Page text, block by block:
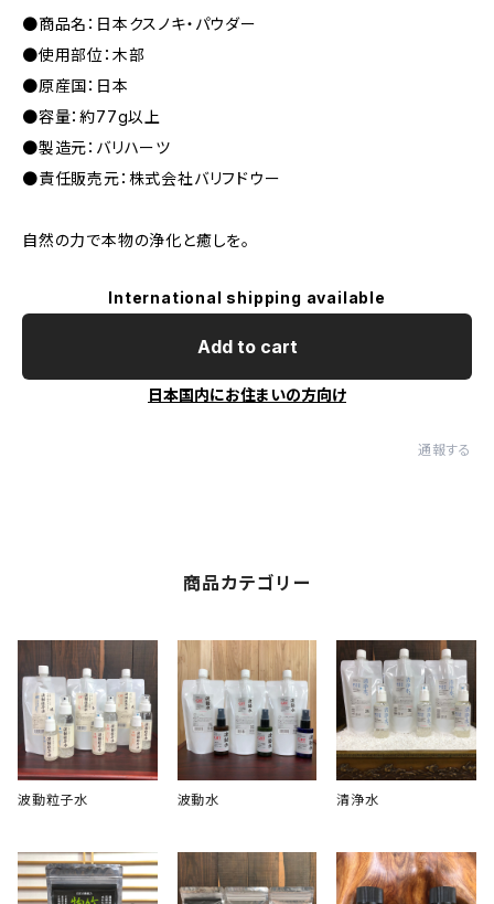
●商品名：日本クスノキ・パウダー
●使用部位：木部
●原産国：日本
●容量：約77g以上
●製造元：バリハーツ
●責任販売元：株式会社バリフドウー
自然の力で本物の浄化と癒しを。
International shipping available
Add to cart
日本国内にお住まいの方向け
通報する
商品カテゴリー
波動粒子水 波動水 清浄水